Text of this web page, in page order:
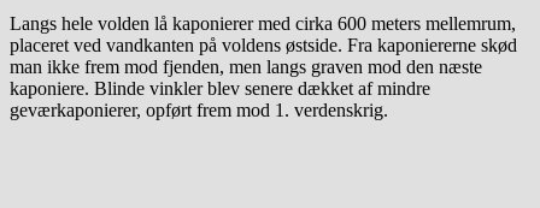
Langs hele volden lå kaponierer med cirka 600 meters mellemrum,
placeret ved vandkanten på voldens østside. Fra kaponiererne skød
man ikke frem mod fjenden, men langs graven mod den næste
kaponiere. Blinde vinkler blev senere dækket af mindre
geværkaponierer, opført frem mod 1. verdenskrig.